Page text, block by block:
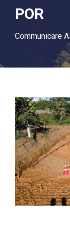
POR
Communicare